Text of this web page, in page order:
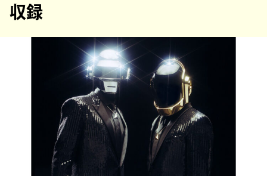
収録